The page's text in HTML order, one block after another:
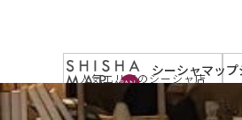
シーシャマップ
by JAPAN
人気エリアのシーシャ店
サイトトップ > お店を探す